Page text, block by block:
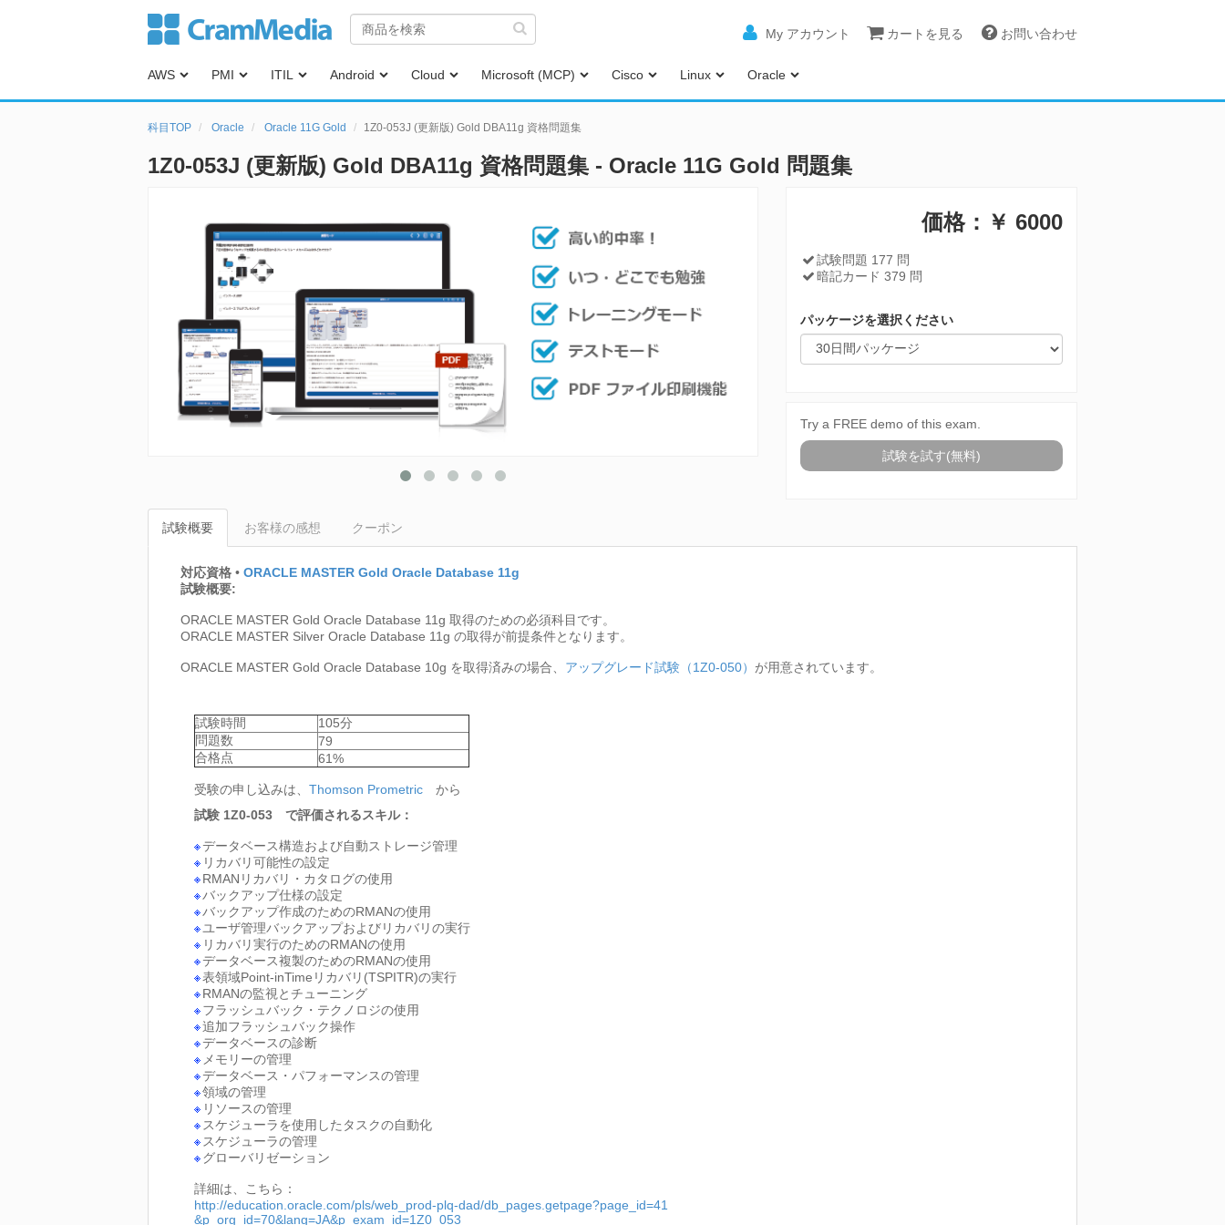
My アカウント カートを見る お問い合わせ
AWS PMI ITIL Android Cloud Microsoft (MCP) Cisco Linux Oracle
科目TOP Oracle Oracle 11G Gold 1Z0-053J (更新版) Gold DBA11g 資格問題集
1Z0-053J (更新版) Gold DBA11g 資格問題集 - Oracle 11G Gold 問題集
価格：￥ 6000
試験問題 177 問
暗記カード 379 問
パッケージを選択ください
Try a FREE demo of this exam.
試験を試す(無料)
試験概要 お客様の感想 クーポン
対応資格 • ORACLE MASTER Gold Oracle Database 11g
試験概要:
ORACLE MASTER Gold Oracle Database 11g 取得のための必須科目です。
ORACLE MASTER Silver Oracle Database 11g の取得が前提条件となります。
ORACLE MASTER Gold Oracle Database 10g を取得済みの場合、 アップグレード試験（1Z0-050） が用意されています。
試験時間
105分
問題数
79
合格点
61%
受験の申し込みは、 Thomson Prometric から
試験 1Z0-053 で評価されるスキル：
データベース構造および自動ストレージ管理
リカバリ可能性の設定
RMANリカバリ・カタログの使用
バックアップ仕様の設定
バックアップ作成のためのRMANの使用
ユーザ管理バックアップおよびリカバリの実行
リカバリ実行のためのRMANの使用
データベース複製のためのRMANの使用
表領域Point-inTimeリカバリ(TSPITR)の実行
RMANの監視とチューニング
フラッシュバック・テクノロジの使用
追加フラッシュバック操作
データベースの診断
メモリーの管理
データベース・パフォーマンスの管理
領域の管理
リソースの管理
スケジューラを使用したタスクの自動化
スケジューラの管理
グローバリゼーション
詳細は、こちら：
http://education.oracle.com/pls/web_prod-plq-dad/db_pages.getpage?page_id=41
&p_org_id=70&lang=JA&p_exam_id=1Z0_053